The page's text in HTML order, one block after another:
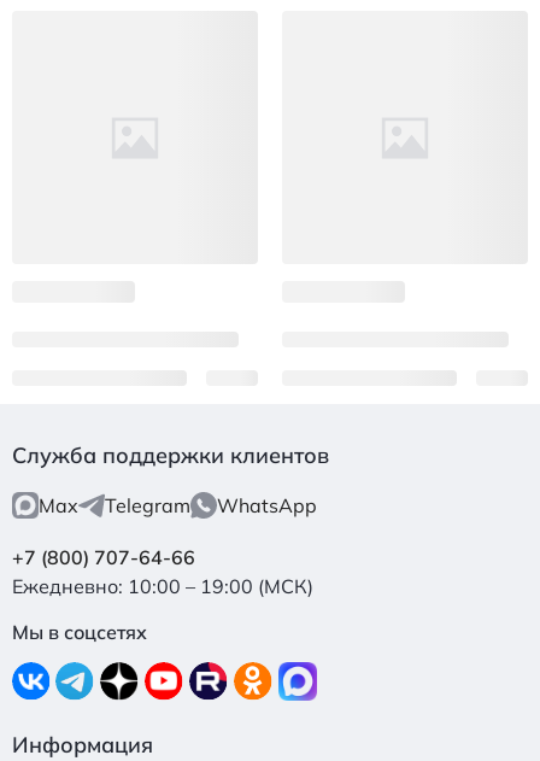
Служба поддержки клиентов
Max Telegram WhatsApp
+7 (800) 707-64-66
Ежедневно: 10:00 – 19:00 (МСК)
Мы в соцсетях
Информация